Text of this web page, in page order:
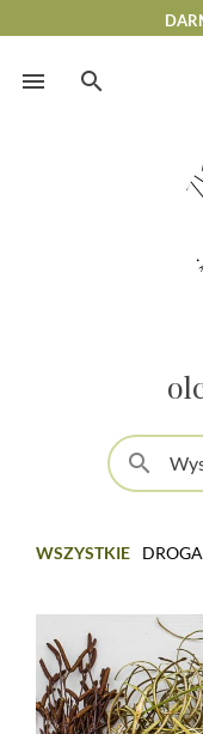
Skip
search
WSZYSTKIE